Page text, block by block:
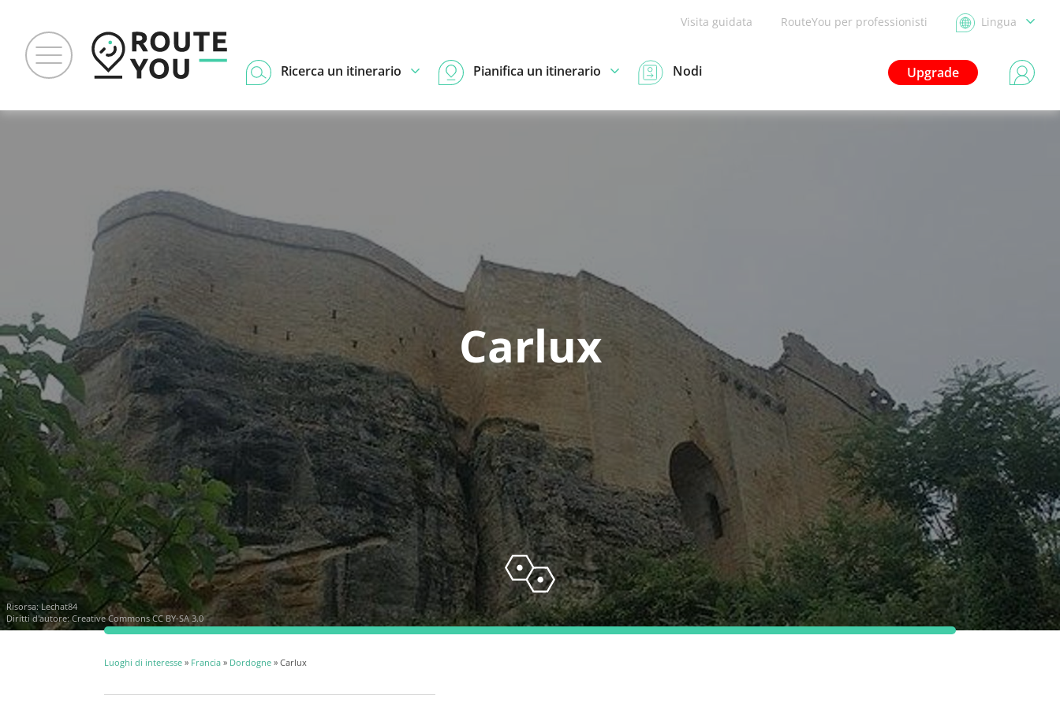
Visita guidata RouteYou per professionisti Lingua
Upgrade
Ricerca un itinerario Pianifica un itinerario Nodi
Carlux
Risorsa: Lechat84
Diritti d'autore:Creative Commons CC BY-SA 3.0
Luoghi di interesse » Francia » Dordogne » Carlux